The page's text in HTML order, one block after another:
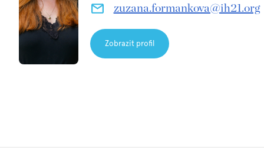
zuzana.formankova@ih21.org
Zobrazit profil